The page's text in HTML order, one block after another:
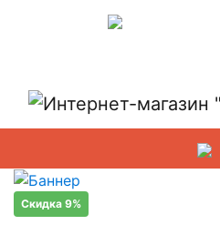
Скидка 9%